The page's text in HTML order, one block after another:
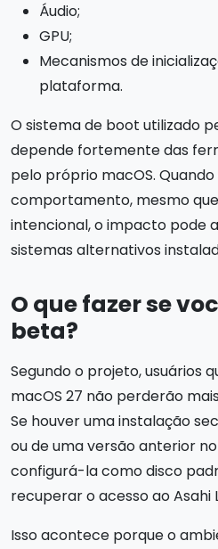
Áudio;
GPU;
Mecanismos de
plataforma.
O sistema de boot utilizado
depende fortemente das
pelo próprio macOS.
comportamento, mesmo
intencional, o impacto pode
sistemas alternativos
O que fazer se
beta?
Segundo o projeto, usuários
macOS 27 não perderão
Se houver uma instalação
ou de uma versão anterior
configurá-la como disco
recuperar o acesso ao Asahi
Isso acontece porque o